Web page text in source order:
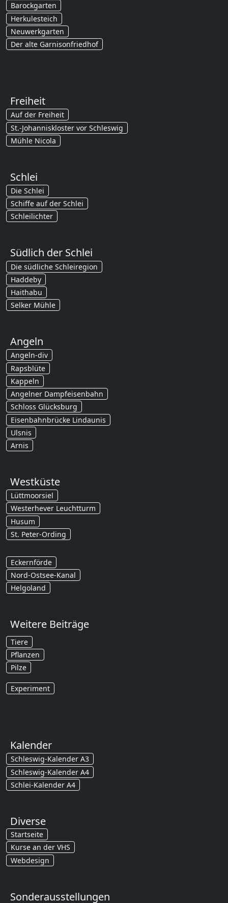
Barockgarten
Herkulesteich
Neuwerkgarten
Der alte Garnisonfriedhof
Freiheit
Auf der Freiheit
St.-Johanniskloster vor Schleswig
Mühle Nicola
Schlei
Die Schlei
Schiffe auf der Schlei
Schleilichter
Südlich der Schlei
Die südliche Schleiregion
Haddeby
Haithabu
Selker Mühle
Angeln
Angeln-div
Rapsblüte
Kappeln
Angelner Dampfeisenbahn
Schloss Glücksburg
Eisenbahnbrücke Lindaunis
Ulsnis
Arnis
Westküste
Lüttmoorsiel
Westerhever Leuchtturm
Husum
St. Peter-Ording
Eckernförde
Nord-Ostsee-Kanal
Helgoland
Weitere Beiträge
Tiere
Pflanzen
Pilze
Experiment
Kalender
Schleswig-Kalender A3
Schleswig-Kalender A4
Schlei-Kalender A4
Diverse
Startseite
Kurse an der VHS
Webdesign
Sonderausstellungen